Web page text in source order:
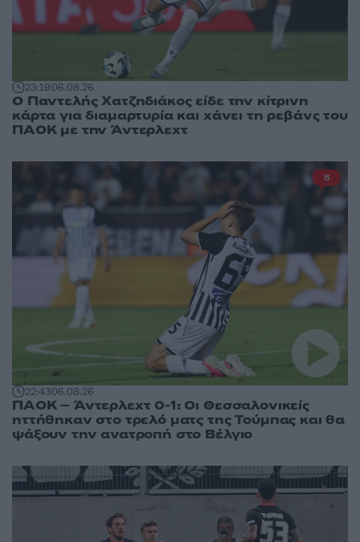
23:1906.08.26
Ο Παντελής Χατζηδιάκος είδε την κίτρινη
κάρτα για διαμαρτυρία και χάνει τη ρεβάνς του
ΠΑΟΚ με την Άντερλεχτ
22:4306.08.26
ΠΑΟΚ – Άντερλεχτ 0-1: Οι Θεσσαλονικείς
ηττήθηκαν στο τρελό ματς της Τούμπας και θα
ψάξουν την ανατροπή στο Βέλγιο
8